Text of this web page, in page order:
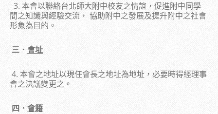
3. 本會以聯絡台北師大附中校友之情誼，促進附中同學
間之知識與經驗交流， 協助附中之發展及提升附中之社會
形象為目的。
三． 會址
4. 本會之地址以現任會長之地址為地址，必要時得經理事
會之決議變更之。
四． 會籍